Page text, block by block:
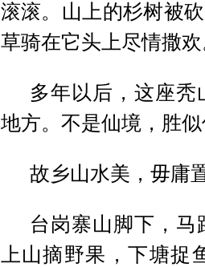
滚滚。山上的杉树被
草骑在它头上尽情撒
多年以后，这座
地方。不是仙境，胜
故乡山水美，毋庸
台岗寨山脚下，
上山摘野果，下塘